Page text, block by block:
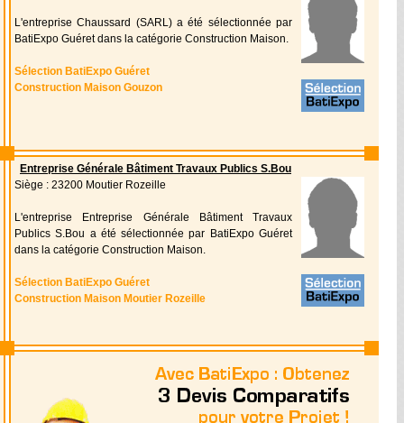
L'entreprise Chaussard (SARL) a été sélectionnée par
BatiExpo Guéret dans la catégorie Construction Maison.
Sélection BatiExpo Guéret
Construction Maison Gouzon
Entreprise Générale Bâtiment Travaux Publics S.Bou
Siège : 23200 Moutier Rozeille
L'entreprise Entreprise Générale Bâtiment Travaux
Publics S.Bou a été sélectionnée par BatiExpo Guéret
dans la catégorie Construction Maison.
Sélection BatiExpo Guéret
Construction Maison Moutier Rozeille